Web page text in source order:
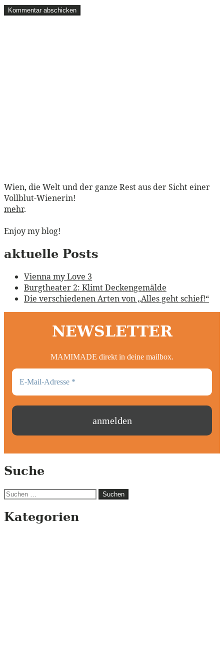
Wien, die Welt und der ganze Rest aus der Sicht einer
Vollblut-Wienerin!
mehr.
Enjoy my blog!
aktuelle Posts
Vienna my Love 3
Burgtheater 2: Klimt Deckengemälde
Die verschiedenen Arten von „Alles geht schief!“
NEWSLETTER
MAMIMADE direkt in deine mailbox.
Suche
Suchen
Kategorien